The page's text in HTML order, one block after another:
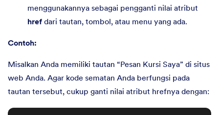
menggunakannya sebagai pengganti nilai atribut
href dari tautan, tombol, atau menu yang ada.
Contoh:
Misalkan Anda memiliki tautan “Pesan Kursi Saya” di situs
web Anda. Agar kode sematan Anda berfungsi pada
tautan tersebut, cukup ganti nilai atribut hrefnya dengan: